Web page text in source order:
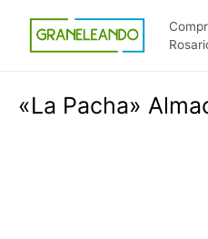
contenido
«La Pacha»